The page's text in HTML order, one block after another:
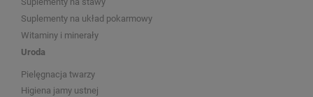
Suplementy na układ pokarmowy
Witaminy i minerały
Uroda
Pielęgnacja twarzy
Higiena jamy ustnej